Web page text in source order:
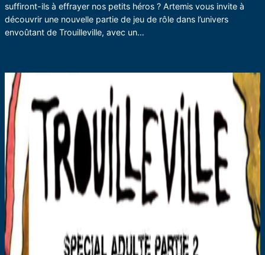
suffiront-ils à effrayer nos petits héros ? Artemis vous invite à
découvrir une nouvelle partie de jeu de rôle dans l’univers
envoûtant de Trouilleville, avec un…